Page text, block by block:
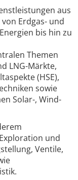
aus
Erdgas- und
bis hin zu
Themen
LNG-Märkte,
(HSE),
sowie
Solar-, Wind-
und
Ventile,